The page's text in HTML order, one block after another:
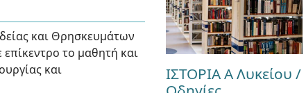
και Θρησκευμάτων
το μαθητή και
και
ΙΣΤΟΡΙΑ Α Λυκείου /